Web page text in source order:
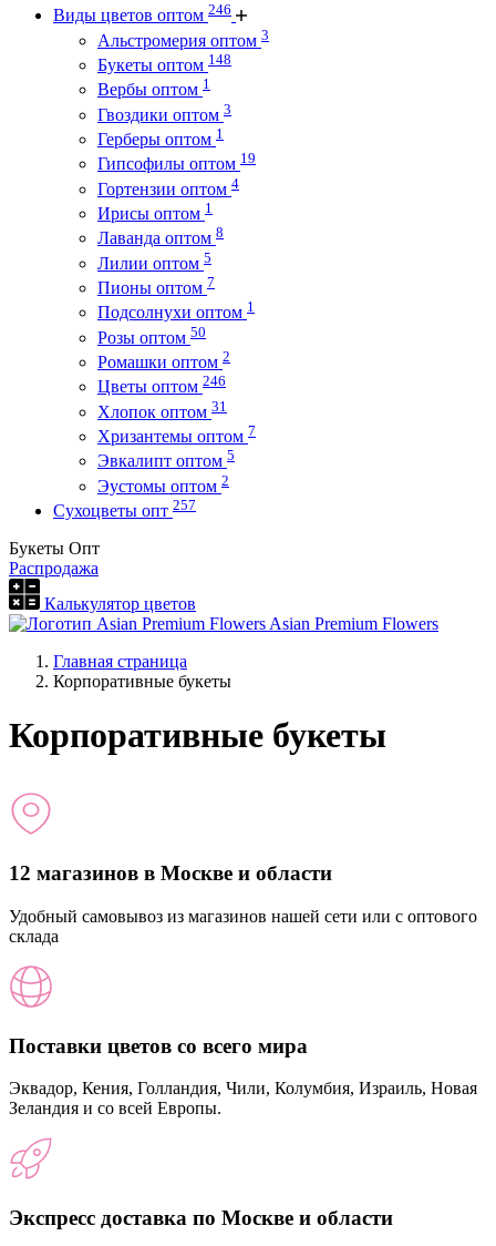
Виды цветов оптом 246
Альстромерия оптом 3
Букеты оптом 148
Вербы оптом 1
Гвоздики оптом 3
Герберы оптом 1
Гипсофилы оптом 19
Гортензии оптом 4
Ирисы оптом 1
Лаванда оптом 8
Лилии оптом 5
Пионы оптом 7
Подсолнухи оптом 1
Розы оптом 50
Ромашки оптом 2
Цветы оптом 246
Хлопок оптом 31
Хризантемы оптом 7
Эвкалипт оптом 5
Эустомы оптом 2
Сухоцветы опт 257
Букеты Опт
Распродажа
Калькулятор цветов
Asian Premium Flowers
Главная страница
Корпоративные букеты
Корпоративные букеты
12 магазинов в Москве и области
Удобный самовывоз из магазинов нашей сети или с оптового
склада
Поставки цветов со всего мира
Эквадор, Кения, Голландия, Чили, Колумбия, Израиль, Новая
Зеландия и со всей Европы.
Экспресс доставка по Москве и области